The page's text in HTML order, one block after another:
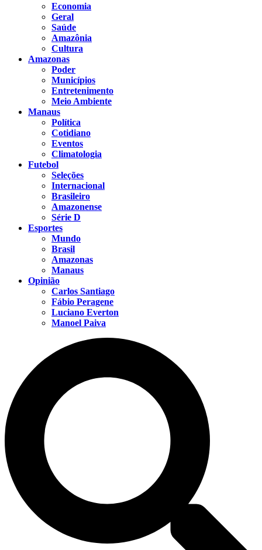
Economia
Geral
Saúde
Amazônia
Cultura
Amazonas
Poder
Municípios
Entretenimento
Meio Ambiente
Manaus
Política
Cotidiano
Eventos
Climatologia
Futebol
Seleções
Internacional
Brasileiro
Amazonense
Série D
Esportes
Mundo
Brasil
Amazonas
Manaus
Opinião
Carlos Santiago
Fábio Peragene
Luciano Everton
Manoel Paiva